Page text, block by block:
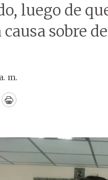
luego de
sobre
m.
Print